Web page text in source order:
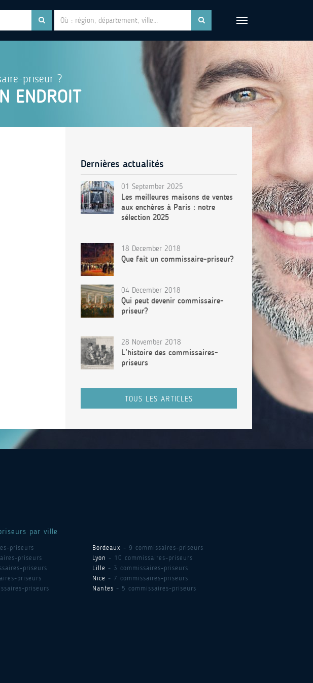
priseur ?
ENDROIT
Dernières actualités
01 September 2025
Les meilleures maisons de ventes
aux enchères à Paris : notre
sélection 2025
18 December 2018
Que fait un commissaire-priseur?
04 December 2018
Qui peut devenir commissaire-
priseur?
28 November 2018
L’histoire des commissaires-
priseurs
TOUS LES ARTICLES
par ville
priseurs Bordeaux - 9 commissaires-priseurs
priseurs Lyon - 10 commissaires-priseurs
priseurs Lille - 3 commissaires-priseurs
priseurs Nice - 7 commissaires-priseurs
priseurs Nantes - 5 commissaires-priseurs